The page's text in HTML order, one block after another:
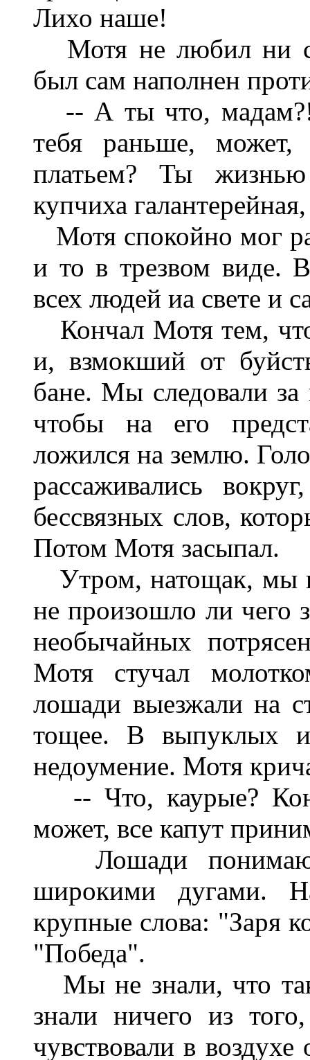
Лихо наше!
Мотя не любил ни
был сам наполнен
-- А ты что, мадам?!
тебя раньше, может,
платьем? Ты
купчиха
Мотя спокойно мог
и то в трезвом виде.
всех людей иа свете и
Кончал Мотя тем,
и, взмокший от
бане. Мы следовали
чтобы на его
ложился на землю.
рассаживались
бессвязных слов,
Потом Мотя засыпал.
Утром, натощак, мы
не произошло ли
необычайных
Мотя стучал
лошади выезжали на
тощее. В выпуклых
недоумение. Мотя
-- Что, каурые?
может, все капут
Лошади
широкими дугами.
крупные слова: "Заря
"Победа".
Мы не знали, что
знали ничего из
чувствовали в